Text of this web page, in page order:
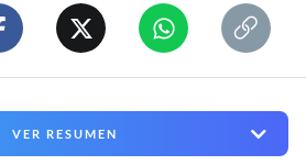
VER RESUMEN